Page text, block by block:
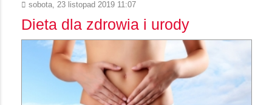
sobota, 23 listopad 2019 11:07
Dieta dla zdrowia i urody